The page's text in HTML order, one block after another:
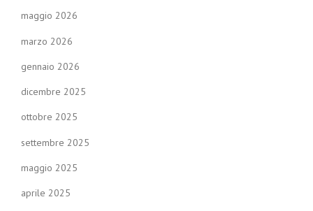
maggio 2026
marzo 2026
gennaio 2026
dicembre 2025
ottobre 2025
settembre 2025
maggio 2025
aprile 2025